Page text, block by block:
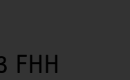
FHH